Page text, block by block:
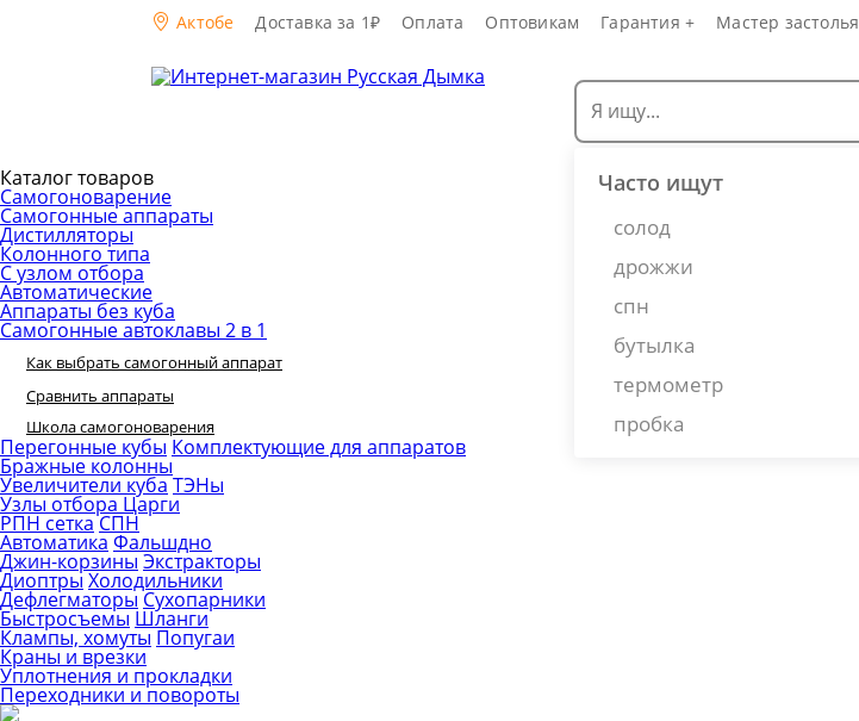
Актобе Доставка за 1₽ Оплата Оптовикам Гарантия +
Мастер застолья
Часто ищут
солод
дрожжи
спн
бутылка
термометр
пробка
Каталог товаров
Самогоноварение
Самогонные аппараты
Дистилляторы
Колонного типа
С узлом отбора
Автоматические
Аппараты без куба
Самогонные автоклавы 2 в 1
Как выбрать самогонный аппарат
Сравнить аппараты
Школа самогоноварения
Перегонные кубы Комплектующие для аппаратов
Бражные колонны
Увеличители куба ТЭНы
Узлы отбора Царги
РПН сетка СПН
Автоматика Фальшдно
Джин-корзины Экстракторы
Диоптры Холодильники
Дефлегматоры Сухопарники
Быстросъемы Шланги
Клампы, хомуты Попугаи
Краны и врезки
Уплотнения и прокладки
Переходники и повороты